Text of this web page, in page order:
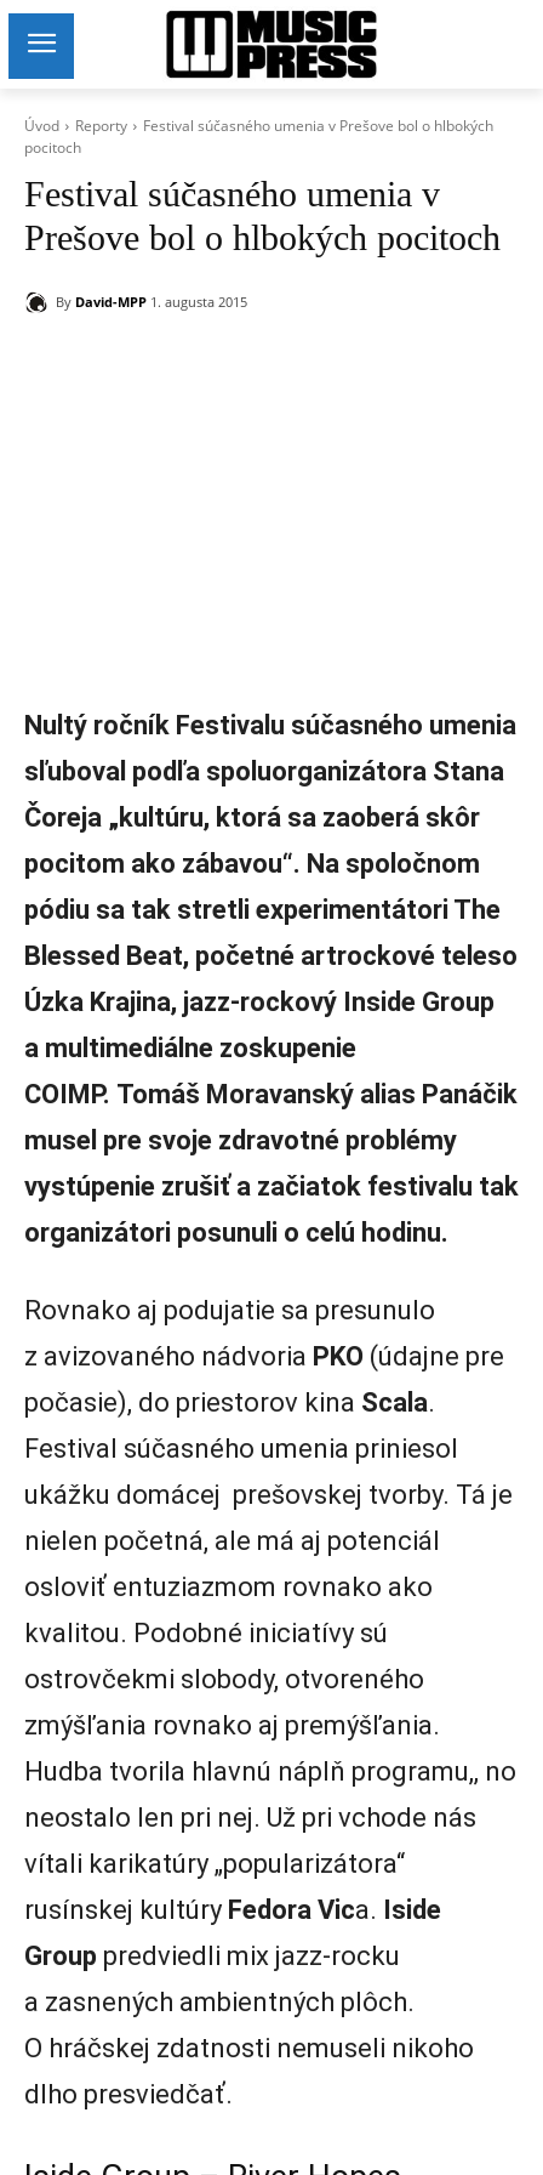
Úvod Reporty
Festival súčasného umenia v Prešove bol o hlbokých
pocitoch
Festival súčasného umenia v
Prešove bol o hlbokých pocitoch
By David-MPP 1. augusta 2015
Nultý ročník Festivalu súčasného umenia
sľuboval podľa spoluorganizátora Stana
Čoreja „kultúru, ktorá sa zaoberá skôr
pocitom ako zábavou“. Na spoločnom
pódiu sa tak stretli experimentátori The
Blessed Beat, početné artrockové teleso
Úzka Krajina, jazz-rockový Inside Group
a multimediálne zoskupenie
COIMP. Tomáš Moravanský alias Panáčik
musel pre svoje zdravotné problémy
vystúpenie zrušiť a začiatok festivalu tak
organizátori posunuli o celú hodinu.
Rovnako aj podujatie sa presunulo
z avizovaného nádvoria PKO (údajne pre
počasie), do priestorov kina Scala.
Festival súčasného umenia priniesol
ukážku domácej prešovskej tvorby. Tá je
nielen početná, ale má aj potenciál
osloviť entuziazmom rovnako ako
kvalitou. Podobné iniciatívy sú
ostrovčekmi slobody, otvoreného
zmýšľania rovnako aj premýšľania.
Hudba tvorila hlavnú náplň programu,, no
neostalo len pri nej. Už pri vchode nás
vítali karikatúry „popularizátora“
rusínskej kultúry Fedora Vica. Iside
Group predviedli mix jazz-rocku
a zasnených ambientných plôch.
O hráčskej zdatnosti nemuseli nikoho
dlho presviedčať.